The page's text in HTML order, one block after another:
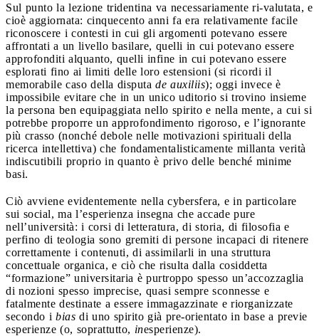
Sul punto la lezione tridentina va necessariamente ri-valutata, e
cioè aggiornata: cinquecento anni fa era relativamente facile
riconoscere i contesti in cui gli argomenti potevano essere
affrontati a un livello basilare, quelli in cui potevano essere
approfonditi alquanto, quelli infine in cui potevano essere
esplorati fino ai limiti delle loro estensioni (si ricordi il
memorabile caso della disputa de auxiliis); oggi invece è
impossibile evitare che in un unico uditorio si trovino insieme
la persona ben equipaggiata nello spirito e nella mente, a cui si
potrebbe proporre un approfondimento rigoroso, e l’ignorante
più crasso (nonché debole nelle motivazioni spirituali della
ricerca intellettiva) che fondamentalisticamente millanta verità
indiscutibili proprio in quanto è privo delle benché minime
basi.
Ciò avviene evidentemente nella cybersfera, e in particolare
sui social, ma l’esperienza insegna che accade pure
nell’università: i corsi di letteratura, di storia, di filosofia e
perfino di teologia sono gremiti di persone incapaci di ritenere
correttamente i contenuti, di assimilarli in una struttura
concettuale organica, e ciò che risulta dalla cosiddetta
“formazione” universitaria è purtroppo spesso un’accozzaglia
di nozioni spesso imprecise, quasi sempre sconnesse e
fatalmente destinate a essere immagazzinate e riorganizzate
secondo i bias di uno spirito già pre-orientato in base a previe
esperienze (o, soprattutto, inesperienze).